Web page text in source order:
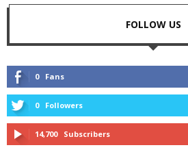
FOLLOW US
0 Fans
0 Followers
14,700 Subscribers